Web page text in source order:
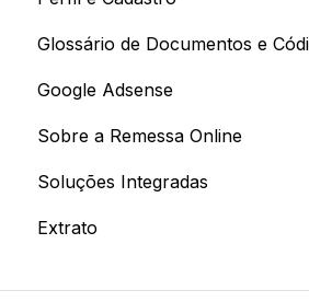
Processo de Cadastro
Dados Cadastrais
Documentação para Cadastro
Como criar sua Conta
Glossário de Documentos e
Documentos
Códigos
Google Adsense
Processo de Recebimento
Dados Bancários e
Sobre a Remessa Online
Informações
Atendimento
Soluções Integradas
Para Clientes
Extrato